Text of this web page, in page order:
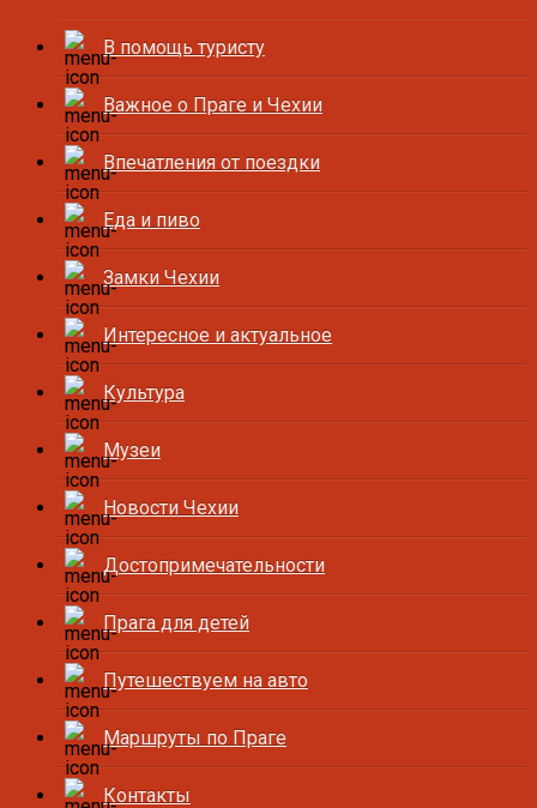
В помощь туристу
Важное о Праге и Чехии
Впечатления от поездки
Еда и пиво
Замки Чехии
Интересное и актуальное
Культура
Музеи
Новости Чехии
Достопримечательности
Прага для детей
Путешествуем на авто
Маршруты по Праге
Контакты